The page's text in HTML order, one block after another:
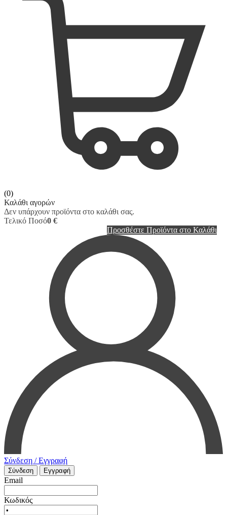
(0)
Καλάθι αγορών
Δεν υπάρχουν προϊόντα στο καλάθι σας.
Τελικό Ποσό0 €
Προσθέστε Προϊόντα στο Καλάθι
Σύνδεση / Εγγραφή
Σύνδεση Εγγραφή
Email
Κωδικός